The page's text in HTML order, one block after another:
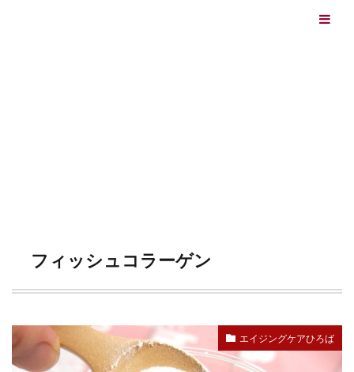
フィッシュコラーゲン
エイジングケアひろば